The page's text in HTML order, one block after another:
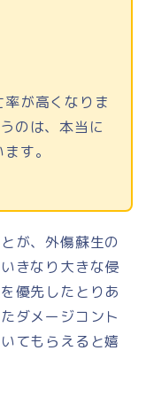
が高くなりま
のは、本当に
す。
が、外傷蘇生の
きなり大きな侵
優先したとりあ
ダメージコント
てもらえると嬉